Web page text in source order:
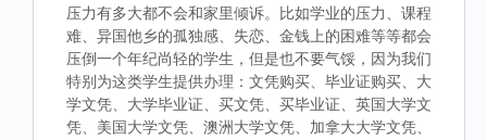
压力有多大都不会和家里倾诉。比如学业的压力、课程
难、异国他乡的孤独感、失恋、金钱上的困难等等都会
压倒一个年纪尚轻的学生，但是也不要气馁，因为我们
特别为这类学生提供办理：文凭购买、毕业证购买、大
学文凭、大学毕业证、买文凭、买毕业证、英国大学文
凭、美国大学文凭、澳洲大学文凭、加拿大大学文凭、